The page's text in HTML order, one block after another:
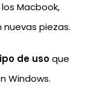
Macbook,
piezas.
de usoque
Windows.